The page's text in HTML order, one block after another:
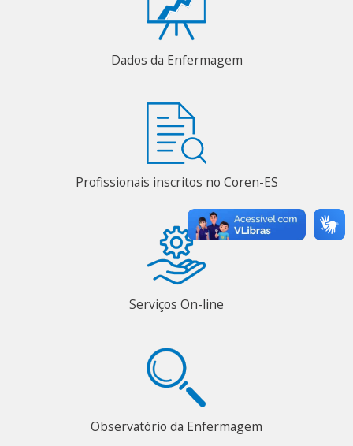
Dados da Enfermagem
Profissionais inscritos no Coren-ES
Serviços On-line
Observatório da Enfermagem